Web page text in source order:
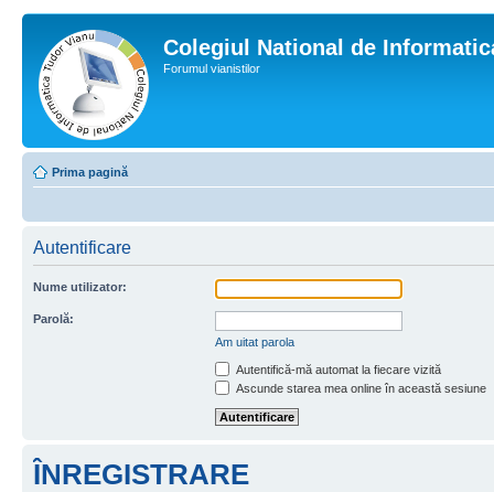
Colegiul National de
Forumul vianistilor
Prima pagină
Autentificare
Nume utilizator:
Parolă:
Am uitat parola
Autentifică-mă automat la fiecare vizită
Ascunde starea mea online în această sesiune
ÎNREGISTRARE